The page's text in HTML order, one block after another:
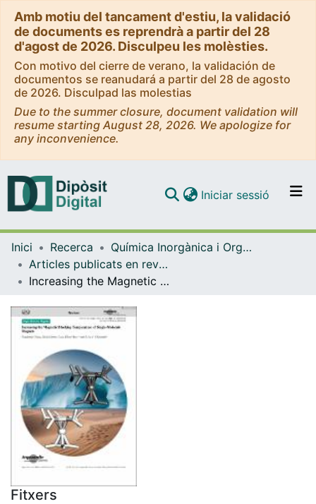
Amb motiu del tancament d'estiu, la validació
de documents es reprendrà a partir del 28
d'agost de 2026. Disculpeu les molèsties.
Con motivo del cierre de verano, la validación de
documentos se reanudará a partir del 28 de agosto
de 2026. Disculpad las molestias
Due to the summer closure, document validation will
resume starting August 28, 2026. We apologize for
any inconvenience.
Navega per tot el DD
Com publicar
Iniciar sessió (current)
Inici Recerca
Química Inorgànica i Orgànica
Articles publicats en revistes (Química Inorgànica i Orgànica)
Increasing the Magnetic Blocking Temperature of Single-Molecule Magnets
Fitxers